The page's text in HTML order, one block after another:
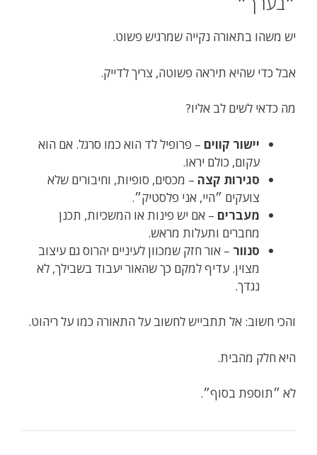
יש משהו בתאורה נקייה שמרגיש פשוט.
אבל כדי שהיא תיראה פשוטה, צריך לדייק.
מה כדאי לשים לב אליו?
יישור קווים – פרופיל לד הוא כמו סרגל. אם הוא
עקום, כולם יראו.
סגירות קצה – מכסים, סופיות, וחיבורים שלא
צועקים ״היי, אני פלסטיק״.
מעברים – אם יש פינות או המשכיות, תכנן
מחברים ותעלות מראש.
סנוור – אור חזק שמכוון לעיניים יהרוס גם עיצוב
מצוין. עדיף למקם כך שהאור יעבוד בשבילך, לא
נגדך.
והכי חשוב: אל תתבייש לחשוב על התאורה כמו על ריהוט.
היא חלק מהבית.
לא ״תוספת בסוף״.